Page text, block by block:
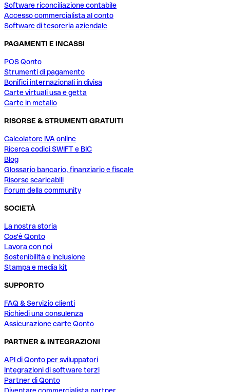
Software riconciliazione contabile
Accesso commercialista al conto
Software di tesoreria aziendale
PAGAMENTI E INCASSI
POS Qonto
Strumenti di pagamento
Bonifici internazionali in divisa
Carte virtuali usa e getta
Carte in metallo
RISORSE & STRUMENTI GRATUITI
Calcolatore IVA online
Ricerca codici SWIFT e BIC
Blog
Glossario bancario, finanziario e fiscale
Risorse scaricabili
Forum della community
SOCIETÀ
La nostra storia
Cos'è Qonto
Lavora con noi
Sostenibilità e inclusione
Stampa e media kit
SUPPORTO
FAQ & Servizio clienti
Richiedi una consulenza
Assicurazione carte Qonto
PARTNER & INTEGRAZIONI
API di Qonto per sviluppatori
Integrazioni di software terzi
Partner di Qonto